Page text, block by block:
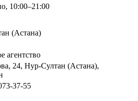
10:00–21:00
(Астана)
агентство
24, Нур-Султан (Астана),
37-55